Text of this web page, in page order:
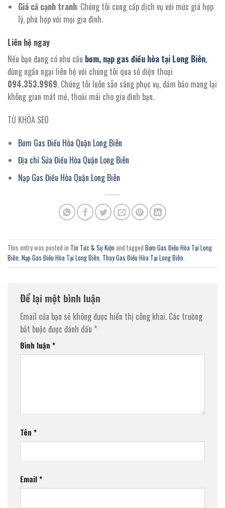
Giá cả cạnh tranh: Chúng tôi cung cấp dịch vụ với mức giá hợp
lý, phù hợp với mọi gia đình.
Liên hệ ngay
Nếu bạn đang có nhu cầu bơm, nạp gas điều hòa tại Long Biên,
đừng ngần ngại liên hệ với chúng tôi qua số điện thoại
094.353.9969. Chúng tôi luôn sẵn sàng phục vụ, đảm bảo mang lại
không gian mát mẻ, thoải mái cho gia đình bạn.
TỪ KHÓA SEO
Bơm Gas Điều Hòa Quận Long Biên
Địa chỉ Sửa Điều Hòa Quận Long Biên
Nạp Gas Điều Hòa Quận Long Biên
This entry was posted in Tin Tức & Sự Kiện and tagged Bơm Gas Điều Hòa Tại Long
Biên, Nạp Gas Điều Hòa Tại Long Biên, Thay Gas Điều Hòa Tại Long Biên.
Để lại một bình luận
Email của bạn sẽ không được hiển thị công khai. Các trường
bắt buộc được đánh dấu *
Bình luận *
Tên *
Email*